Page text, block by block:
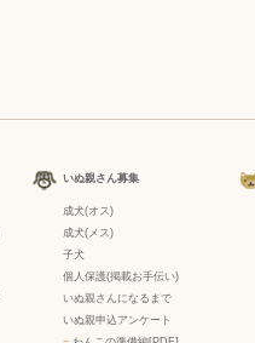
いぬ親さん募集
成犬(オス)
成犬(メス)
子犬
個人保護(掲載お手伝い)
いぬ親さんになるまで
いぬ親申込アンケート